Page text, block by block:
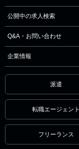
公開中の求人検索
Q&A・お問い合わせ
企業情報
派遣
転職エージェント
フリーランス